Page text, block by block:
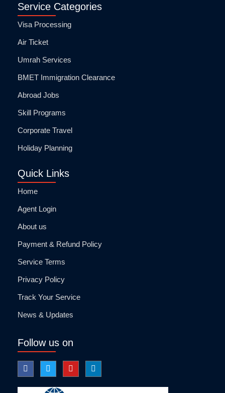
Service Categories
Visa Processing
Air Ticket
Umrah Services
BMET Immigration Clearance
Abroad Jobs
Skill Programs
Corporate Travel
Holiday Planning
Quick Links
Home
Agent Login
About us
Payment & Refund Policy
Service Terms
Privacy Policy
Track Your Service
News & Updates
Follow us on